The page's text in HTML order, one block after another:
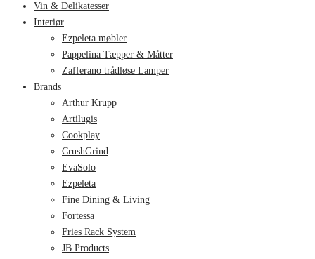
Vin & Delikatesser
Interiør
Ezpeleta møbler
Pappelina Tæpper & Måtter
Zafferano trådløse Lamper
Brands
Arthur Krupp
Artilugis
Cookplay
CrushGrind
EvaSolo
Ezpeleta
Fine Dining & Living
Fortessa
Fries Rack System
JB Products